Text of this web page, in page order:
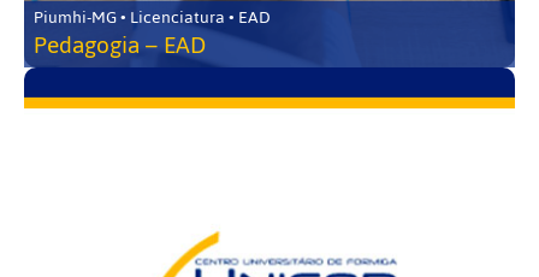
Piumhi-MG • Licenciatura • EAD
Pedagogia – EAD